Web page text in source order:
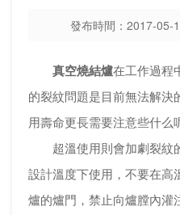
發布時間：2017-
真空燒結爐在工作過程
的裂紋問題是目前無法解決
用壽命更長需要注意些什么
超溫使用則會加劇裂紋
設計溫度下使用，不要在高
爐的爐門，禁止向爐膛內灌